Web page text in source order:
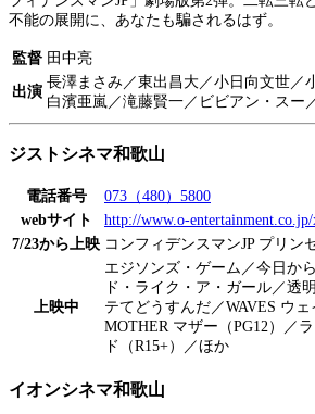
不能の展開に、あなたも騙されるはず。
監督 田中亮
出演
長澤まさみ／東出昌大／小日向文世／
白濱亜嵐／滝藤賢一／ビビアン・スー
ジストシネマ和歌山
電話番号
073（480）5800
webサイト
http://www.o-
7/23から上映 コンフィデンスマンJP プリン
上映中
エジソンズ・ゲーム／今日か
ド・ライク・ア・ガール／透
テてどうすんだ／WAVES ウェ
MOTHER マザー（PG12）／
ド（R15+）／ほか
イオンシネマ和歌山